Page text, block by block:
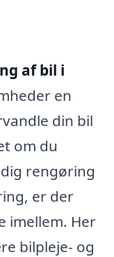
af bil i
en
din bil
om du
rengøring
er der
imellem. Her
bilpleje- og